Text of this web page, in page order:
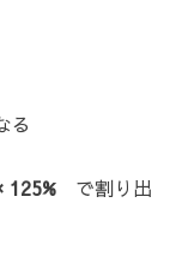
る
125% で割り出